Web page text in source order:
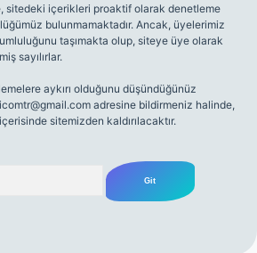
sitedeki içerikleri proaktif olarak denetleme
bulunmamaktadır. Ancak, üyelerimiz
taşımakta olup, siteye üye olarak
sayılırlar.
aykırı olduğunu düşündüğünüz
adresine bildirmeniz halinde,
sitemizden kaldırılacaktır.